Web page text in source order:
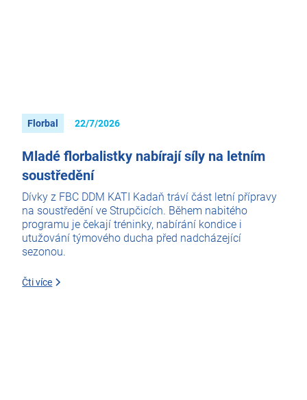
Florbal 22/7/2026
Mladé florbalistky nabírají síly na letním
soustředění
Dívky z FBC DDM KATI Kadaň tráví část letní přípravy
na soustředění ve Strupčicích. Během nabitého
programu je čekají tréninky, nabírání kondice i
utužování týmového ducha před nadcházející
sezonou.
Čti více